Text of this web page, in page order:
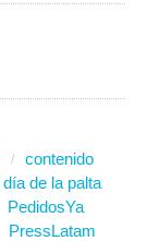
contenido
día de la palta
PedidosYa
PressLatam